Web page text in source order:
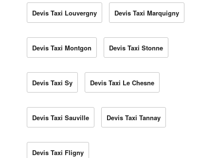
Devis Taxi Louvergny Devis Taxi Marquigny
Devis Taxi Montgon Devis Taxi Stonne
Devis Taxi Sy Devis Taxi Le Chesne
Devis Taxi Sauville Devis Taxi Tannay
Devis Taxi Fligny